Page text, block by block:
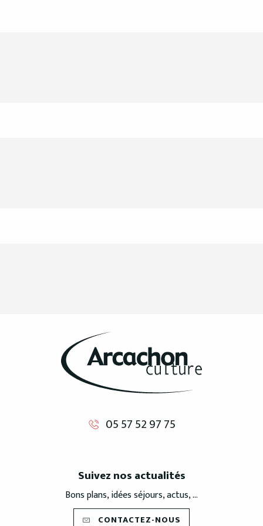
05 57 52 97 75
Suivez nos actualités
Bons plans, idées séjours, actus, ...
CONTACTEZ-NOUS